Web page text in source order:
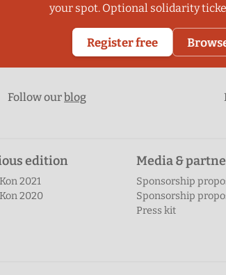
your spot. Optional solidarity
Register free
Follow ourblog
edition
2021
2020
Media &
Sponsorship
Sponsorship
Press kit